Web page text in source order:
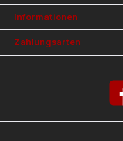
Informationen
Zahlungsarten